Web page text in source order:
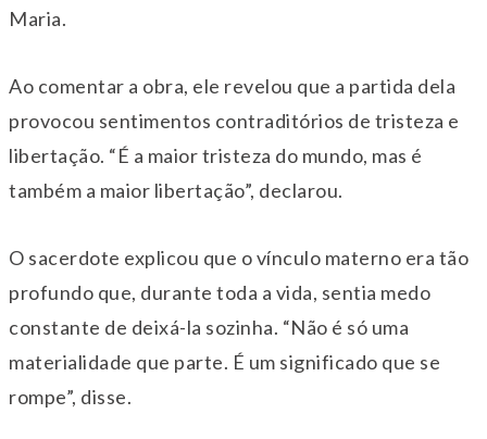
Maria.
Ao comentar a obra, ele revelou que a partida dela
provocou sentimentos contraditórios de tristeza e
libertação. “É a maior tristeza do mundo, mas é
também a maior libertação”, declarou.
O sacerdote explicou que o vínculo materno era tão
profundo que, durante toda a vida, sentia medo
constante de deixá-la sozinha. “Não é só uma
materialidade que parte. É um significado que se
rompe”, disse.